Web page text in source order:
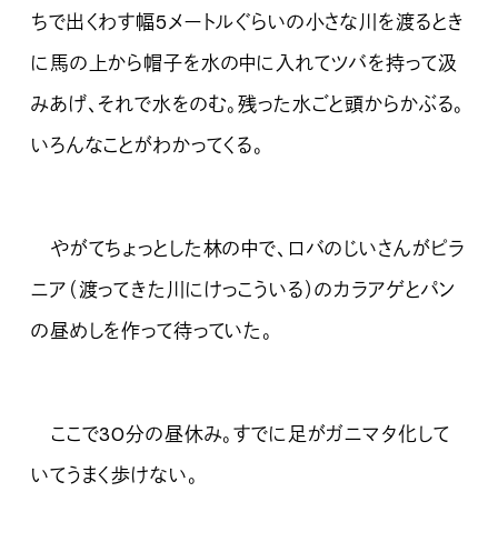
ちで出くわす幅5メートルぐらいの小さな川を渡るとき
に馬の上から帽子を水の中に入れてツバを持って汲
みあげ、それで水をのむ。残った水ごと頭からかぶる。
いろんなことがわかってくる。
やがてちょっとした林の中で、ロバのじいさんがピラ
ニア（渡ってきた川にけっこういる）のカラアゲとパン
の昼めしを作って待っていた。
ここで30分の昼休み。すでに足がガニマタ化して
いてうまく歩けない。